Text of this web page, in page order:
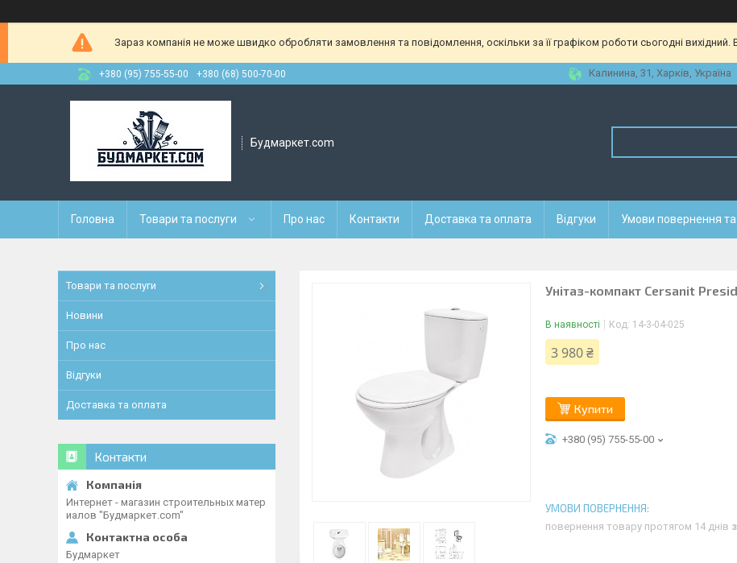
Зараз компанія не може швидко обробляти замовлення та повідомлення, оскільки за її графіком роботи сьогодні
+380 (95) 755-55-00 +380 (68) 500-70-00 Калинина, 31, Харків, Україна
Будмаркет.com
Головна Товари та послуги Про нас Контакти Доставка та оплата Відгуки Умови повернення та
Унітаз-компакт Cersanit
В наявності Код: 14-3-04-025
3 980 ₴
Купити
+380 (95) 755-55-00
повернення товару протягом 14 днів
Товари та послуги
Новини
Про нас
Відгуки
Доставка та оплата
Контакти
Интернет - магазин строительных матер
иалов "Будмаркет.com"
Будмаркет